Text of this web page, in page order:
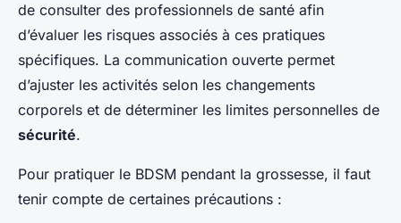
de consulter des professionnels de santé afin
d’évaluer les risques associés à ces pratiques
spécifiques. La communication ouverte permet
d’ajuster les activités selon les changements
corporels et de déterminer les limites personnelles de
sécurité.
Pour pratiquer le BDSM pendant la grossesse, il faut
tenir compte de certaines précautions :